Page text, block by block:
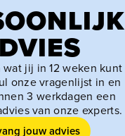
jij in 12 weken kunt
onze vragenlijst in en
3 werkdagen een
van onze experts.
jouw advies